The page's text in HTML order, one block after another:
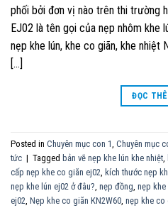
phối bởi đơn vị nào trên thi trường
EJ02 là tên gọi của nẹp nhôm khe
nẹp khe lún, khe co giãn, khe nhiệt
[…]
ĐỌC
Posted in Chuyên mục con 1 Chuyên mục
tức | Tagged bản vẽ nẹp khe lún khe nhiệt
cấp nẹp khe co giãn ej02 kích thước nẹp
nẹp khe lún ej02 ở đâu? nẹp đồng nẹp
ej02 Nẹp khe co giãn KN2W60 nẹp khe co